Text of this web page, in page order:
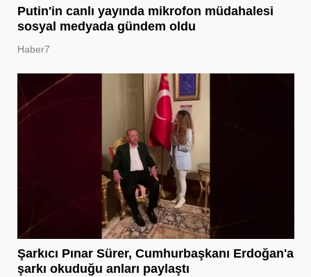
Putin'in canlı yayında mikrofon müdahalesi
sosyal medyada gündem oldu
Haber7
Şarkıcı Pınar Sürer, Cumhurbaşkanı Erdoğan'a
şarkı okuduğu anları paylaştı